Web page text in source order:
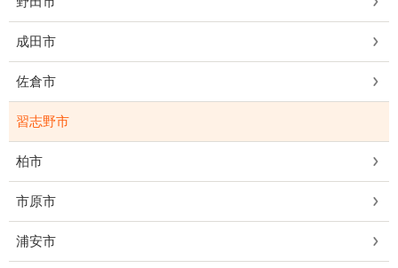
成田市
佐倉市
習志野市
柏市
市原市
浦安市